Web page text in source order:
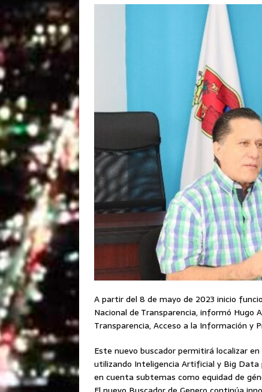
A partir del 8 de mayo de 2023 inicio
Nacional de Transparencia, informó
Transparencia, Acceso a la Información y
Este nuevo buscador permitirá localizar
utilizando Inteligencia Artificial y Big
en cuenta subtemas como equidad de